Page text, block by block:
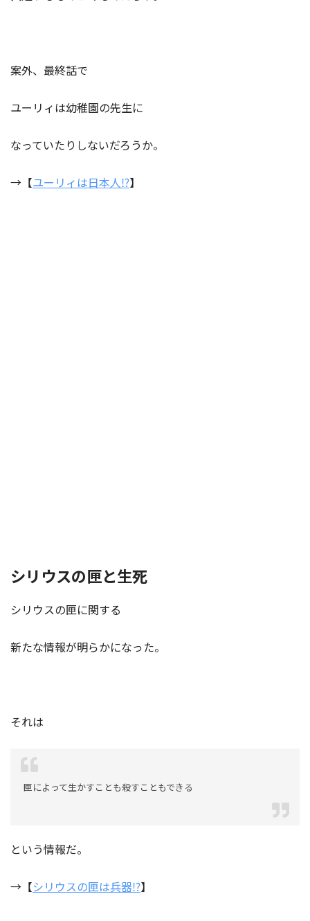
案外、最終話で
ユーリィは幼稚園の先生に
なっていたりしないだろうか。
→【ユーリィは日本人⁉︎】
シリウスの匣と生死
シリウスの匣に関する
新たな情報が明らかになった。
それは
匣によって生かすことも殺すこともできる
という情報だ。
→【シリウスの匣は兵器⁉︎】